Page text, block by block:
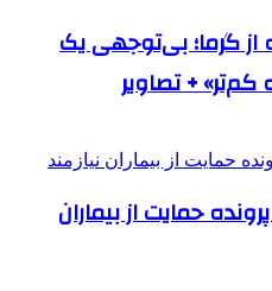
از گرما؛ بی‌توجهی یک
بیش از ۲۸ هزار پرونده حمایت از بیماران